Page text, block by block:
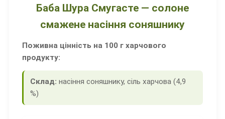
Баба Шура Смугасте — солоне
смажене насіння соняшнику
Поживна цінність на 100 г харчового
продукту:
Склад: насіння соняшнику, сіль харчова (4,9
%)